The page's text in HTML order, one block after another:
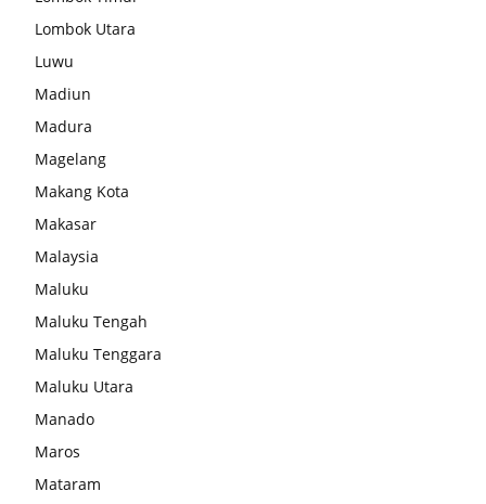
Lombok Utara
Luwu
Madiun
Madura
Magelang
Makang Kota
Makasar
Malaysia
Maluku
Maluku Tengah
Maluku Tenggara
Maluku Utara
Manado
Maros
Mataram